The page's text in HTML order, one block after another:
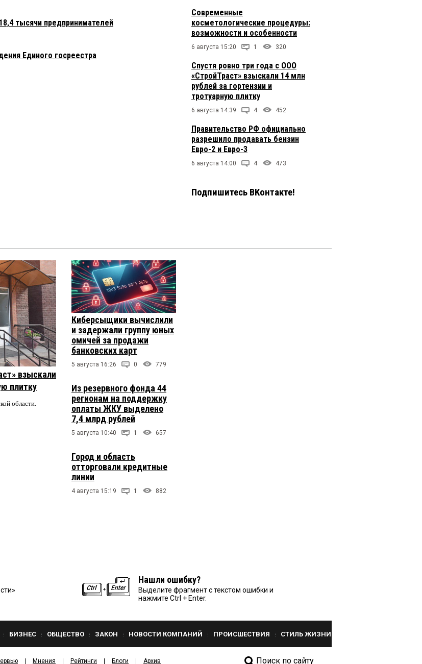
тысячи предпринимателей
Единого госреестра
Современные
косметологические процедуры:
возможности и особенности
6 августа 15:20 1 320
Спустя ровно три года с ООО
«СтройТраст» взыскали 14 млн
рублей за гортензии и
тротуарную плитку
6 августа 14:39 4 452
Правительство РФ официально
разрешило продавать бензин
Евро-2 и Евро-3
6 августа 14:00 4 473
Подпишитесь ВКонтакте!
взыскали
плитку
области.
Киберсыщики вычислили
и задержали группу юных
омичей за продажи
банковских карт
5 августа 16:26 0 779
Из резервного фонда 44
регионам на поддержку
оплаты ЖКУ выделено
7,4 млрд рублей
5 августа 10:40 1 657
Город и область
отторговали кредитные
линии
4 августа 15:19 1 882
Нашли ошибку?
Выделите фрагмент с текстом ошибки и
нажмите Ctrl + Enter.
БИЗНЕС ОБЩЕСТВО ЗАКОН НОВОСТИ КОМПАНИЙ ПРОИСШЕСТВИЯ СТИЛЬ ЖИЗНИ
Мнения Рейтинги Блоги Архив Поиск по сайту